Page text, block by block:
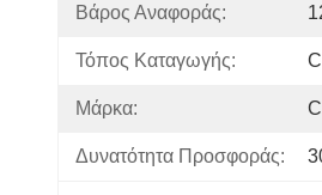
Βάρος Αναφοράς:
Τόπος Καταγωγής:
Μάρκα:
Δυνατότητα Προσφοράς: